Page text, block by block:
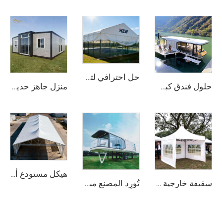
حلول فندق كبسولات فضائية فاخرة لمشاريع المنتجعات | منزل صغير متنقِّل مخصَّص لخدمات التخييم الفاخر عالي الجودة والسياحة البيئية
حل احترافي لتغطية ملاعب الرياضة | غطاء صناعي من الألومنيوم لملاعب المنافسات
منزل جاهز حديث مكوّن من 3 غرف نوم | منزل معيشي قابل للتوسيع بطول 20 قدمًا في حاوية لأسلوب حياة مستدام
سقيفة خارجية واسعة النطاق للفعاليات | هيكل معدني من الألومنيوم مقاوم للماء للاستخدام التجاري تُورِد المصنع مباشرة بيوت خيام خارجية مقاومة للماء وبسقف صلب وفاخرة على شكل خيمة فندق
هيكل مستودع ألومنيوم متين جدًّا | خيمة تخزين صناعية ذات نطاق واضح للخدمات اللوجستية والتصنيع